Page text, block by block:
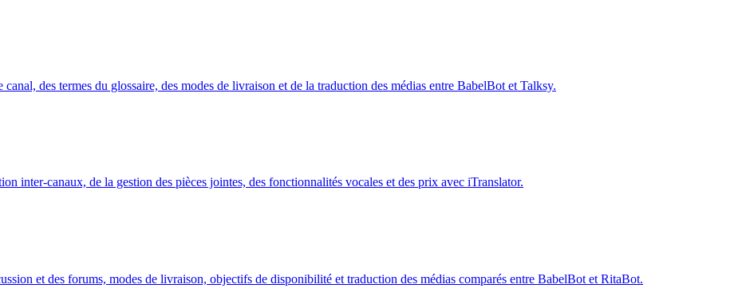
des termes du glossaire, des modes de livraison et de la traduction des médias entre BabelBot et Talksy.
inter-canaux, de la gestion des pièces jointes, des fonctionnalités vocales et des prix avec iTranslator.
et des forums, modes de livraison, objectifs de disponibilité et traduction des médias comparés entre BabelBot et RitaBot.